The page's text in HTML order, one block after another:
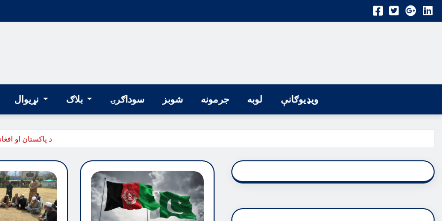
بلاګ سوداګرۍ شوبز جرمونه لوبه ویډیوګانې
د پاکستان او